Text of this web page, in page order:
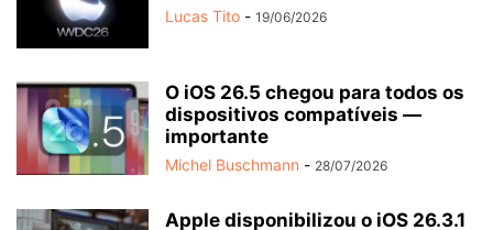
Lucas Tito - 19/06/2026
O iOS 26.5 chegou para todos os
dispositivos compatíveis —
importante
Michel Buschmann - 28/07/2026
Apple disponibilizou o iOS 26.3.1